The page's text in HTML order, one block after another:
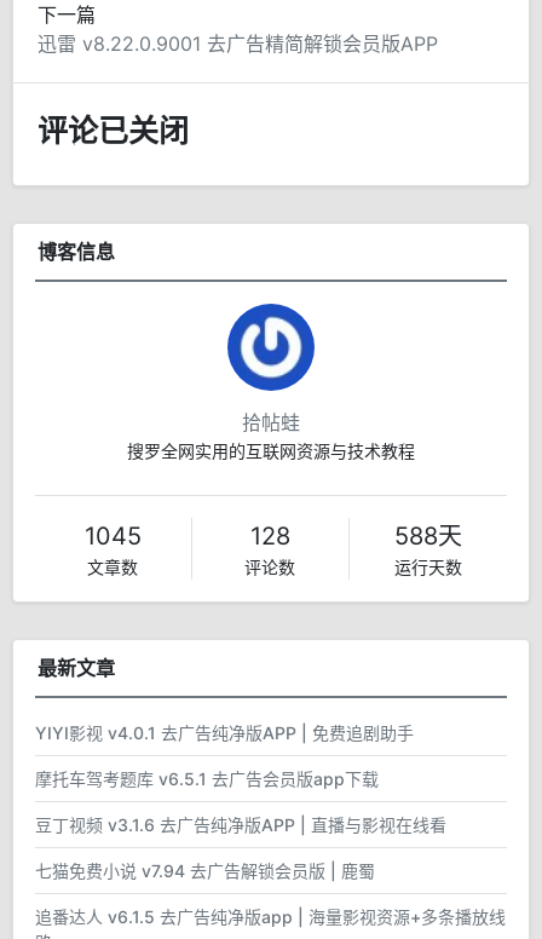
下一篇
迅雷 v8.22.0.9001 去广告精简解锁会员版APP
评论已关闭
博客信息
拾帖蛙
搜罗全网实用的互联网资源与技术教程
1045
文章数
128
评论数
588天
运行天数
最新文章
YIYI影视 v4.0.1 去广告纯净版APP | 免费追剧助手
摩托车驾考题库 v6.5.1 去广告会员版app下载
豆丁视频 v3.1.6 去广告纯净版APP | 直播与影视在线看
七猫免费小说 v7.94 去广告解锁会员版 | 鹿蜀
追番达人 v6.1.5 去广告纯净版app | 海量影视资源+多条播放线